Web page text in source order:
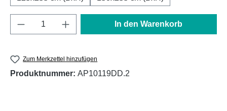
Produkt Anzahl: Gib den gewünschten
In den Warenkorb
Zum Merkzettel hinzufügen
Produktnummer: AP10119DD.2